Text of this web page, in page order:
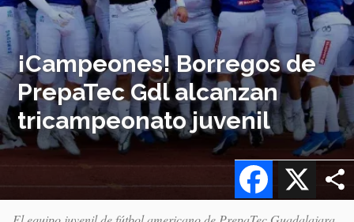
¡Campeones! Borregos de
PrepaTec Gdl alcanzan
tricampeonato juvenil
X
Facebook